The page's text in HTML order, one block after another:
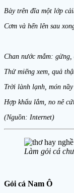
Bày trên đĩa một lớp
Cơm và hến lên sau
Chan nước mắm:
Thử miếng xem, quả
Trời lành lạnh, món
Hợp khẩu lắm, no nê
(Nguồn: Internet)
Làm gỏi cá
Gỏi cá Nam Ô